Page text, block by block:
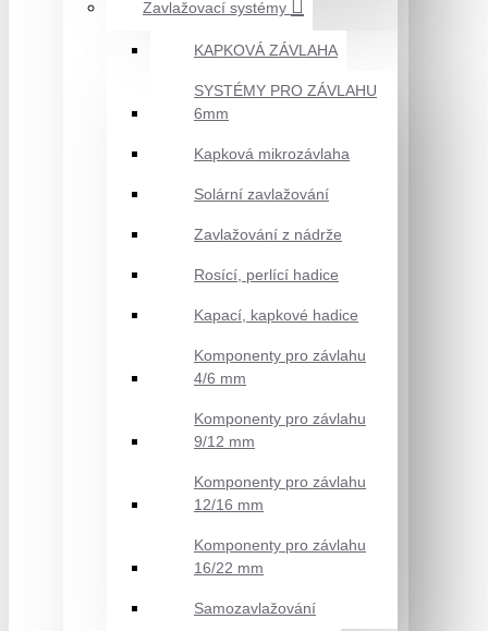
Zavlažovací systémy
KAPKOVÁ ZÁVLAHA
SYSTÉMY PRO ZÁVLAHU
6mm
Kapková mikrozávlaha
Solární zavlažování
Zavlažování z nádrže
Rosící, perlící hadice
Kapací, kapkové hadice
Komponenty pro závlahu
4/6 mm
Komponenty pro závlahu
9/12 mm
Komponenty pro závlahu
12/16 mm
Komponenty pro závlahu
16/22 mm
Samozavlažování